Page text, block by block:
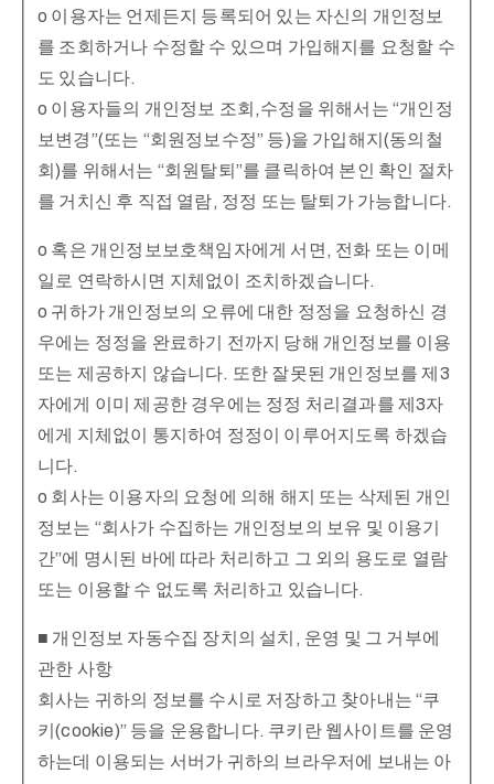
o 이용자는 언제든지 등록되어 있는 자신의 개인정보
를 조회하거나 수정할 수 있으며 가입해지를 요청할 수
도 있습니다.
o 이용자들의 개인정보 조회,수정을 위해서는 “개인정
보변경”(또는 “회원정보수정” 등)을 가입해지(동의철
회)를 위해서는 “회원탈퇴”를 클릭하여 본인 확인 절차
를 거치신 후 직접 열람, 정정 또는 탈퇴가 가능합니다.
o 혹은 개인정보보호책임자에게 서면, 전화 또는 이메
일로 연락하시면 지체없이 조치하겠습니다.
o 귀하가 개인정보의 오류에 대한 정정을 요청하신 경
우에는 정정을 완료하기 전까지 당해 개인정보를 이용
또는 제공하지 않습니다. 또한 잘못된 개인정보를 제3
자에게 이미 제공한 경우에는 정정 처리결과를 제3자
에게 지체없이 통지하여 정정이 이루어지도록 하겠습
니다.
o 회사는 이용자의 요청에 의해 해지 또는 삭제된 개인
정보는 “회사가 수집하는 개인정보의 보유 및 이용기
간”에 명시된 바에 따라 처리하고 그 외의 용도로 열람
또는 이용할 수 없도록 처리하고 있습니다.
■ 개인정보 자동수집 장치의 설치, 운영 및 그 거부에
관한 사항
회사는 귀하의 정보를 수시로 저장하고 찾아내는 “쿠
키(cookie)” 등을 운용합니다. 쿠키란 웹사이트를 운영
하는데 이용되는 서버가 귀하의 브라우저에 보내는 아